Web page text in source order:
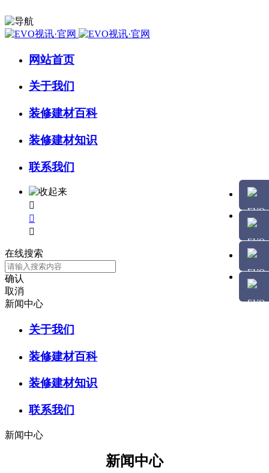
网站首页
关于我们
装修建材百科
装修建材知识
联系我们



在线搜索
确认
取消
新闻中心
关于我们
装修建材百科
装修建材知识
联系我们
新闻中心
新闻中心